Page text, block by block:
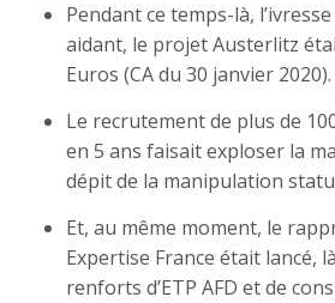
Pendant ce temps-là,
aidant, le projet Austerlitz
Euros (CA du 30 janvier 2020).
Le recrutement de plus de
en 5 ans faisait exploser la
dépit de la manipulation
Et, au même moment, le
Expertise France était lancé,
renforts d’ETP AFD et de